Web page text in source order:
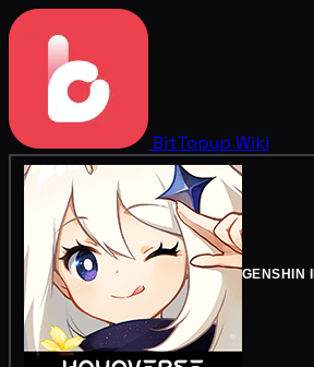
BitTopup Wiki
GENSHIN